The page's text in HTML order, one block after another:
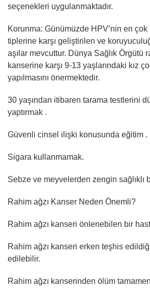
seçenekleri uygulanmaktadır.
Korunma: Günümüzde HPV’nin en
tiplerine karşı geliştirilen ve
aşılar mevcuttur. Dünya Sağlık Örgütü
kanserine karşı 9-13 yaşlarındaki kız
yapılmasını önermektedir.
30 yaşından itibaren tarama testlerini
yaptırmak .
Güvenli cinsel ilişki konusunda eğitim .
Sigara kullanmamak.
Sebze ve meyvelerden zengin sağlıklı
Rahim ağzı Kanser Neden Önemli?
Rahim ağzı kanseri önlenebilen bir
Rahim ağzı kanseri erken teşhis
edilebilir.
Rahim ağzı kanserinden ölüm